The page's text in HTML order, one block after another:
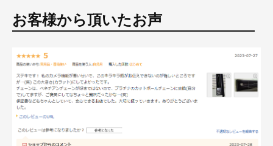
お客様から頂いたお声